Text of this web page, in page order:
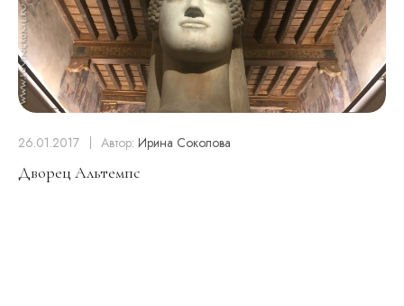
26.01.2017 Автор: Ирина Соколова
Дворец Альтемпс